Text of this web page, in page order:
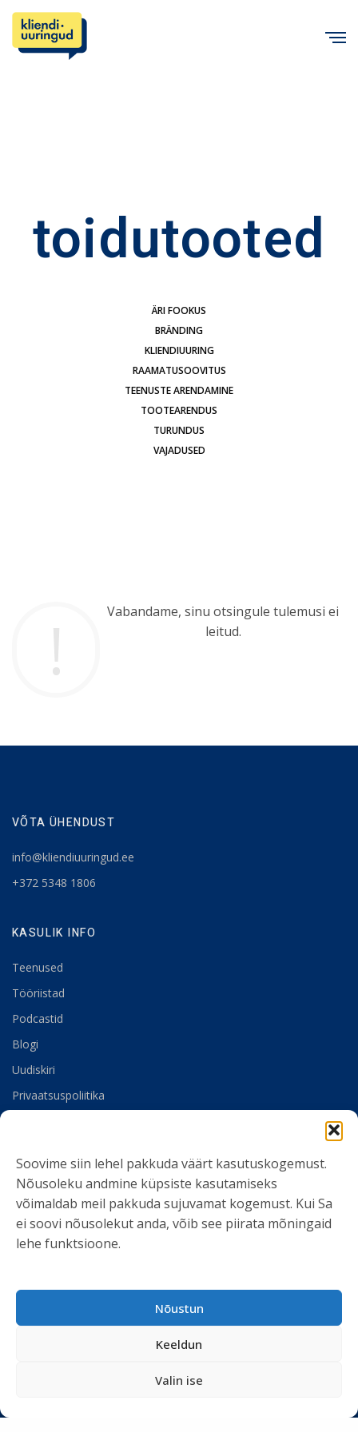
Soovime siin lehel pakkuda väärt kasutuskogemust.
Nõusoleku andmine küpsiste kasutamiseks
võimaldab meil pakkuda sujuvamat kogemust. Kui Sa
ei soovi nõusolekut anda, võib see piirata mõningaid
lehe funktsioone.
Nõustun
Keeldun
Valin ise
toidutooted
ÄRI FOOKUS
BRÄNDING
KLIENDIUURING
RAAMATUSOOVITUS
TEENUSTE ARENDAMINE
TOOTEARENDUS
TURUNDUS
VAJADUSED
Vabandame, sinu otsingule tulemusi ei
leitud.
VÕTA ÜHENDUST
info@kliendiuuringud.ee
+372 5348 1806
KASULIK INFO
Teenused
Tööriistad
Podcastid
Blogi
Uudiskiri
Privaatsuspoliitika
SOTSIAALMEEDIA
Ole kursis meie tegemistega. Peame kinni